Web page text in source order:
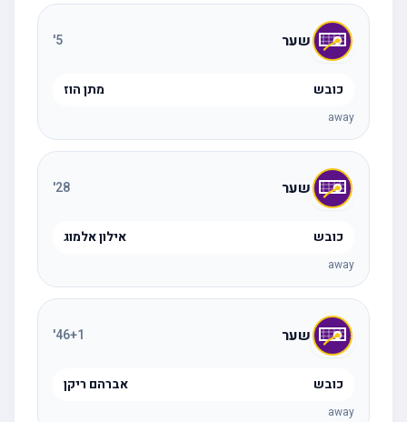
שער
כובש מתן הוז
away
שער 28
'
כובש אילון אלמוג
away
שער 46+1
'
כובש אברהם ריקן
away